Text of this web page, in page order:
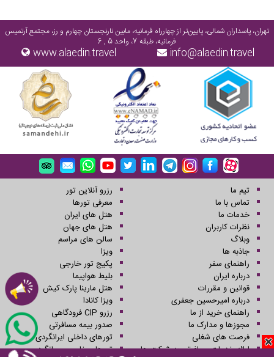
تهران، پاسداران شمالی، پایین‌تر از چهارراه فرمانیه، مابین نارنجستان چهارم و رز، مجتمع آرتمیس
فرمانیه، طبقه 7، واحد 5 , 6
info@alaedin.travel
www.alaedin.travel
تیم ما
تماس با ما
خدمات ما
نظرات کاربران
وبلاگ
جاذبه ها
راهنمای سفر
درباره ایران
قوانین و مقررات
درباره امیرحسین جعفری
راهنمای خرید از ما
مجوزها و مدارک ما
فرصت های شغلی
ارائه خدمات مسافرتی به شرکت ها
رزرو آنلاین تور
معرفی تورها
هتل های ایران
هتل های جهان
سالن های مراسم
ویزا
پکیج تور خارجی
بلیط هواپیما
هتل مارینا پارک کیش
ویزا کانادا
رزرو CIP فرودگاهی
صدور بیمه مسافرتی
تورهای داخلی ایرانگردی
تورهای خارجی جهانگردی